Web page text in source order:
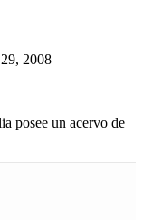
2008
posee un acervo de